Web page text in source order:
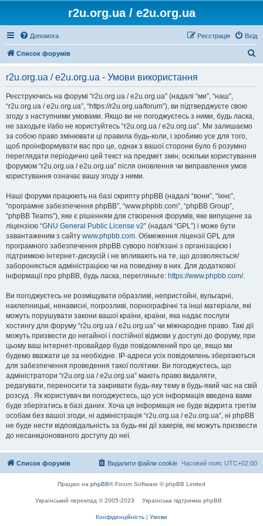
r2u.org.ua / e2u.org.ua
Допомога Вхід
Реєстрація
Список форумів
r2u.org.ua / e2u.org.ua - Умови використання
Реєструючись на форумі “r2u.org.ua / e2u.org.ua” (надалі “ми”, “наш”,
“r2u.org.ua / e2u.org.ua”, “https://r2u.org.ua/forum”), ви підтверджуєте свою
згоду з наступними умовами. Якщо ви не погоджуєтесь з ними, будь ласка,
не заходьте і/або не користуйтесь “r2u.org.ua / e2u.org.ua”. Ми залишаємо
за собою право змінювати ці правила будь-коли, і зробимо усе для того,
щоб проінформувати вас про це, однак з вашої сторони було б розумно
переглядати періодично цей текст на предмет змін, оскільки користування
форумом “r2u.org.ua / e2u.org.ua” після оновлення чи виправлення умов
користування означає вашу згоду з ними.
Наші форуми працюють на базі скрипту phpBB (надалі “вони”, “їхнє”,
“програмне забезпечення phpBB”, “www.phpbb.com”, “phpBB Group”,
“phpBB Teams”), яке є рішенням для створення форумів, яке випущене за
ліцензією “GNU General Public License v2” (надалі “GPL”) і може бути
завантаженим з сайту www.phpbb.com. Обмеження ліцензії GPL для
програмного забезпечення phpBB суворо пов'язані з організацією і
підтримкою інтернет-дискусій і не впливають на те, що дозволяється/
забороняється адміністрацією чи на поведінку в них. Для додаткової
інформації про phpBB, будь ласка, перегляньте: https://www.phpbb.com/.
Ви погоджуєтесь не розміщувати образливі, непристойні, вульгарні,
наклепницькі, ненависні, погрозливі, порнографічні та інші матеріали, які
можуть порушувати закони вашої країни, країни, яка надає послуги
хостингу для форуму “r2u.org.ua / e2u.org.ua” чи міжнародне право. Такі дії
можуть призвести до негайної і постійної відмови у доступі до форуму, при
цьому ваш інтернет-провайдер буде повідомлений про це, якщо ми
будемо вважати це за необхідне. IP-адреси усіх повідомлень зберігаються
для забезпечення проведення такої політики. Ви погоджуєтесь, що
адміністратори “r2u.org.ua / e2u.org.ua” мають право видаляти,
редагувати, переносити та закривати будь-яку тему в будь-який час на свій
розсуд . Як користувач ви погоджуєтесь, що уся інформація введена вами
буде зберігатись в базі даних. Хоча ця інформація не буде відкрита третім
особам без вашої згоди, ні адміністрація “r2u.org.ua / e2u.org.ua”, ні phpBB
не буде нести відповідальність за будь-які дії хакерів, які можуть призвести
до несанкціонованого доступу до неї.
Список форумів Часовий пояс UTC+02:00
Видалити файли cookie
Працює на phpBB® Forum Software © phpBB Limited
Український переклад © 2005-2023 Українська підтримка phpBB
Конфіденційність | Умови